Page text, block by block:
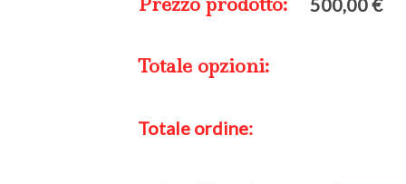
Totale opzioni:
Totale ordine: